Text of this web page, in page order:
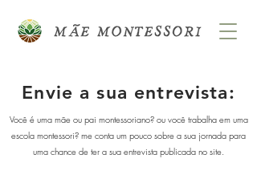
Envie a sua entrevista:
Você é uma mãe ou pai montessoriano? ou você trabalha em uma
escola montessori? me conta um pouco sobre a sua jornada para
uma chance de ter a sua entrevista publicada no site.